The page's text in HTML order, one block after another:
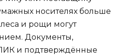
носителях больше
и рощи могут
Документы,
и подтверждённые